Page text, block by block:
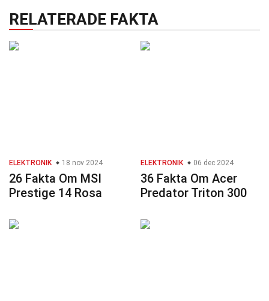
RELATERADE FAKTA
ELEKTRONIK 18 nov 2024
26 Fakta Om MSI
Prestige 14 Rosa
ELEKTRONIK 06 dec 2024
36 Fakta Om Acer
Predator Triton 300